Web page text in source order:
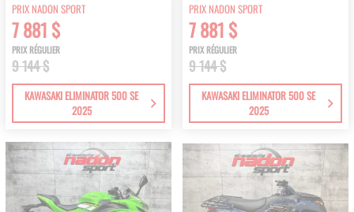
PRIX NADON SPORT
7 881 $
PRIX RÉGULIER
9 144 $
KAWASAKI ELIMINATOR 500 SE
2025
PRIX NADON SPORT
7 881 $
PRIX RÉGULIER
9 144 $
KAWASAKI ELIMINATOR 500 SE
2025